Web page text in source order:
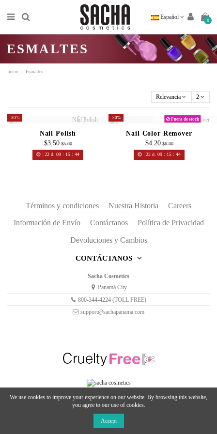
Español 0
ESMALTES
Inicio Esmaltes
Relevancia 2
-30%
Nail Polish
$3.50 $5.00
22 d. 09 : 15 :44
-30% Fuera de stock
Nail Color Remover
$4.20 $6.00
22 d. 09 : 15 :44
Términos y condiciones Nuestra Historia Careers
Información de Envío Contáctanos Política de Privacidad
Devoluciones y Cambios
CONTÁCTANOS
Sacha Cosmetics
Panamá City
800-344-4224 (TOLL FREE)
support@sachapanama.com
© 2020 Sachacosmetics, All Rights Reserved.
We use cookies to improve your experience on our website. By browsing this website,
you agree to our use of cookies.
Accept